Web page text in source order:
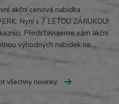
akční cenová nabídka
Nyní s 7 LETOU ZÁRUKOU!
Představujeme vám akční
výhodných nabídek na ...
všechny novinky